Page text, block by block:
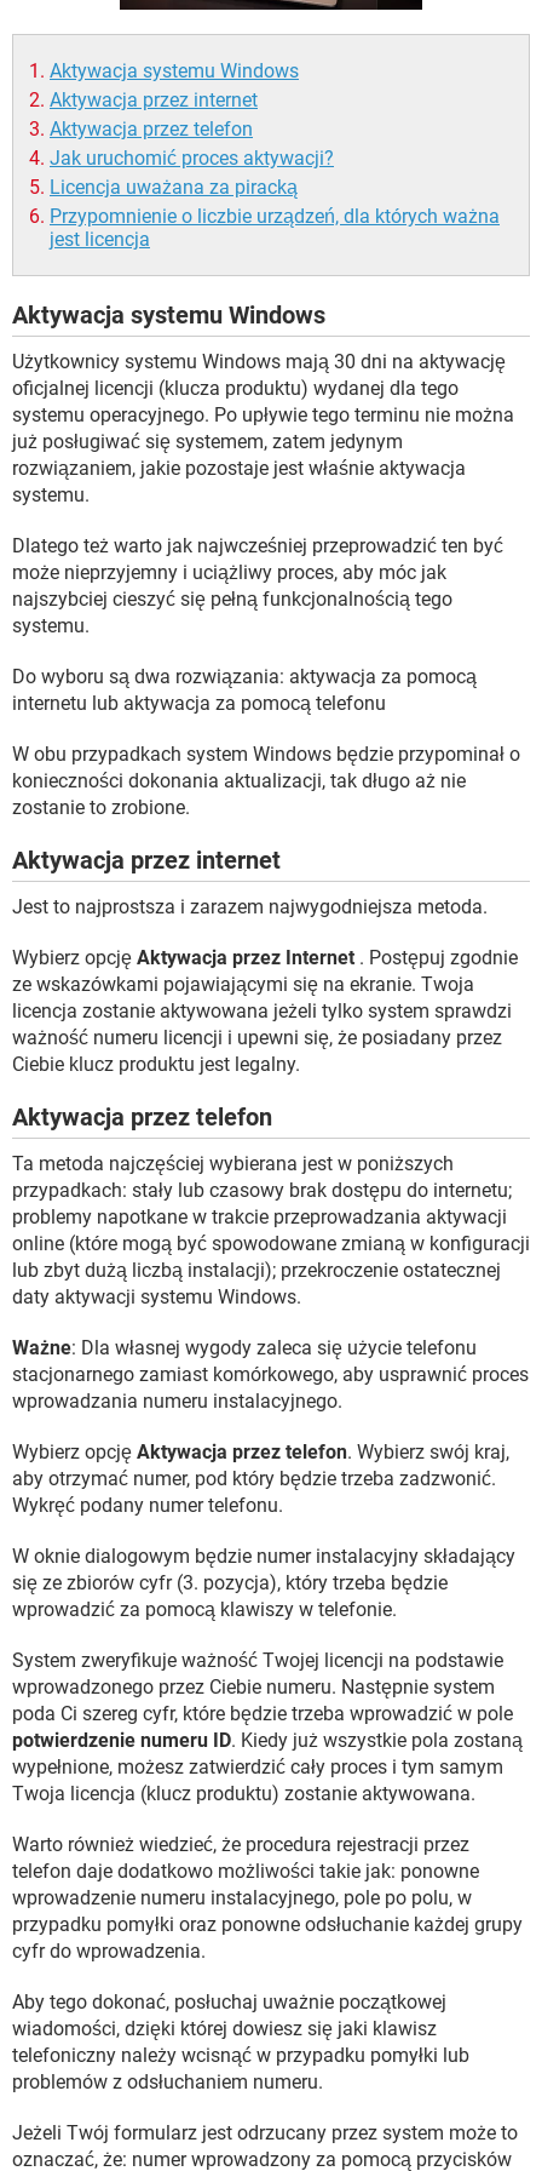
Aktywacja systemu Windows
Aktywacja przez internet
Aktywacja przez telefon
Jak uruchomić proces aktywacji?
Licencja uważana za piracką
Przypomnienie o liczbie urządzeń, dla których ważna
jest licencja
Aktywacja systemu Windows
Użytkownicy systemu Windows mają 30 dni na aktywację
oficjalnej licencji (klucza produktu) wydanej dla tego
systemu operacyjnego. Po upływie tego terminu nie można
już posługiwać się systemem, zatem jedynym
rozwiązaniem, jakie pozostaje jest właśnie aktywacja
systemu.
Dlatego też warto jak najwcześniej przeprowadzić ten być
może nieprzyjemny i uciążliwy proces, aby móc jak
najszybciej cieszyć się pełną funkcjonalnością tego
systemu.
Do wyboru są dwa rozwiązania: aktywacja za pomocą
internetu lub aktywacja za pomocą telefonu
W obu przypadkach system Windows będzie przypominał o
konieczności dokonania aktualizacji, tak długo aż nie
zostanie to zrobione.
Aktywacja przez internet
Jest to najprostsza i zarazem najwygodniejsza metoda.
Wybierz opcję Aktywacja przez Internet . Postępuj zgodnie
ze wskazówkami pojawiającymi się na ekranie. Twoja
licencja zostanie aktywowana jeżeli tylko system sprawdzi
ważność numeru licencji i upewni się, że posiadany przez
Ciebie klucz produktu jest legalny.
Aktywacja przez telefon
Ta metoda najczęściej wybierana jest w poniższych
przypadkach: stały lub czasowy brak dostępu do internetu;
problemy napotkane w trakcie przeprowadzania aktywacji
online (które mogą być spowodowane zmianą w konfiguracji
lub zbyt dużą liczbą instalacji); przekroczenie ostatecznej
daty aktywacji systemu Windows.
Ważne: Dla własnej wygody zaleca się użycie telefonu
stacjonarnego zamiast komórkowego, aby usprawnić proces
wprowadzania numeru instalacyjnego.
Wybierz opcję Aktywacja przez telefon. Wybierz swój kraj,
aby otrzymać numer, pod który będzie trzeba zadzwonić.
Wykręć podany numer telefonu.
W oknie dialogowym będzie numer instalacyjny składający
się ze zbiorów cyfr (3. pozycja), który trzeba będzie
wprowadzić za pomocą klawiszy w telefonie.
System zweryfikuje ważność Twojej licencji na podstawie
wprowadzonego przez Ciebie numeru. Następnie system
poda Ci szereg cyfr, które będzie trzeba wprowadzić w pole
potwierdzenie numeru ID. Kiedy już wszystkie pola zostaną
wypełnione, możesz zatwierdzić cały proces i tym samym
Twoja licencja (klucz produktu) zostanie aktywowana.
Warto również wiedzieć, że procedura rejestracji przez
telefon daje dodatkowo możliwości takie jak: ponowne
wprowadzenie numeru instalacyjnego, pole po polu, w
przypadku pomyłki oraz ponowne odsłuchanie każdej grupy
cyfr do wprowadzenia.
Aby tego dokonać, posłuchaj uważnie początkowej
wiadomości, dzięki której dowiesz się jaki klawisz
telefoniczny należy wcisnąć w przypadku pomyłki lub
problemów z odsłuchaniem numeru.
Jeżeli Twój formularz jest odrzucany przez system może to
oznaczać, że: numer wprowadzony za pomocą przycisków